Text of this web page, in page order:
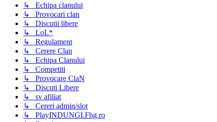
↳ Echipa clanului
↳ Provocari clan
↳ Discutii libere
↳ LoL*
↳ Regulament
↳ Cerere Clan
↳ Echipa Clanului
↳ Competiti
↳ Provocare ClaN
↳ Discuti Libere
↳ sv afiliat
↳ Cereri admin/slot
↳ PlayINDUNGI.Fhg.ro